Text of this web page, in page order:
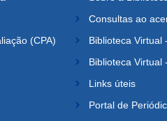
(CPA)
Consultas ao
Biblioteca Virtual
Biblioteca Virtual
Links úteis
Portal de